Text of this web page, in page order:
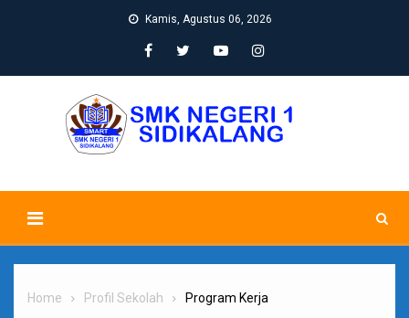
Kamis, Agustus 06, 2026
Home Profil Sekolah Program Kerja